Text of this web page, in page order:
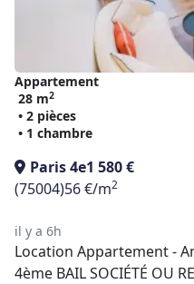
Appartement
28 m2
• 2 pièces
• 1 chambre
Paris 4e1 580 €
(75004)56 €/m2
il y a 6h
Location Appartement -
4ème BAIL SOCIÉTÉ OU